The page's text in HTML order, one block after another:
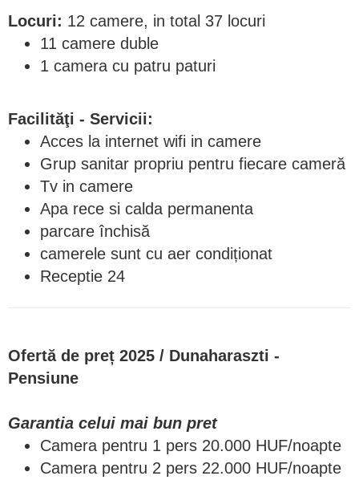
Locuri: 12 camere, in total 37 locuri
11 camere duble
1 camera cu patru paturi
Facilităţi - Servicii:
Acces la internet wifi in camere
Grup sanitar propriu pentru fiecare cameră
Tv in camere
Apa rece si calda permanenta
parcare închisă
camerele sunt cu aer condiționat
Receptie 24
Ofertă de preț 2025 / Dunaharaszti -
Pensiune
Garantia celui mai bun pret
Camera pentru 1 pers 20.000 HUF/noapte
Camera pentru 2 pers 22.000 HUF/noapte